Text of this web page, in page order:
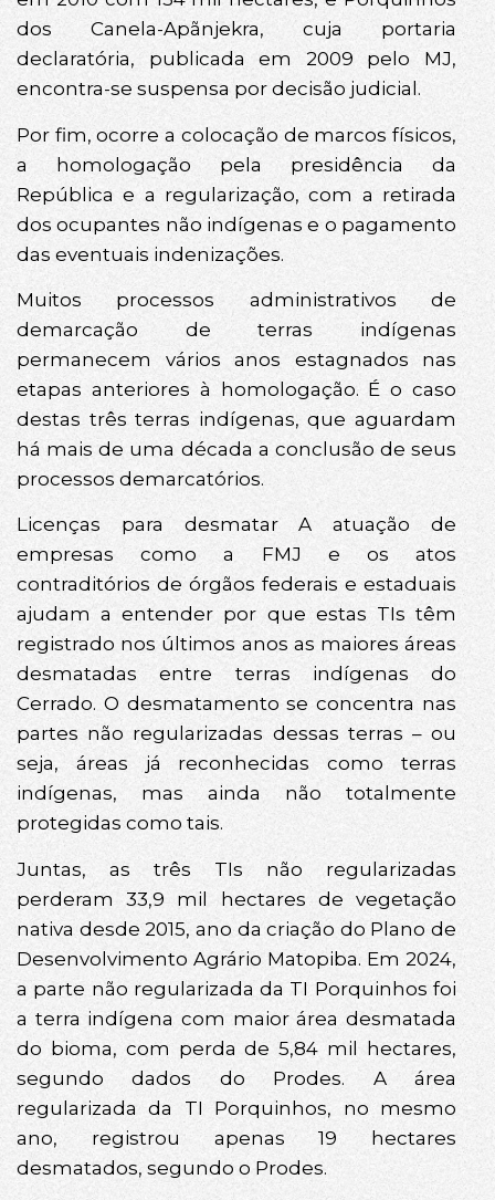
dos Canela-Apãnjekra, cuja portaria
declaratória, publicada em 2009 pelo MJ,
encontra-se suspensa por decisão judicial.
Por fim, ocorre a colocação de marcos físicos,
a homologação pela presidência da
República e a regularização, com a retirada
dos ocupantes não indígenas e o pagamento
das eventuais indenizações.
Muitos processos administrativos de
demarcação de terras indígenas
permanecem vários anos estagnados nas
etapas anteriores à homologação. É o caso
destas três terras indígenas, que aguardam
há mais de uma década a conclusão de seus
processos demarcatórios.
Licenças para desmatar A atuação de
empresas como a FMJ e os atos
contraditórios de órgãos federais e estaduais
ajudam a entender por que estas TIs têm
registrado nos últimos anos as maiores áreas
desmatadas entre terras indígenas do
Cerrado. O desmatamento se concentra nas
partes não regularizadas dessas terras – ou
seja, áreas já reconhecidas como terras
indígenas, mas ainda não totalmente
protegidas como tais.
Juntas, as três TIs não regularizadas
perderam 33,9 mil hectares de vegetação
nativa desde 2015, ano da criação do Plano de
Desenvolvimento Agrário Matopiba. Em 2024,
a parte não regularizada da TI Porquinhos foi
a terra indígena com maior área desmatada
do bioma, com perda de 5,84 mil hectares,
segundo dados do Prodes. A área
regularizada da TI Porquinhos, no mesmo
ano, registrou apenas 19 hectares
desmatados, segundo o Prodes.